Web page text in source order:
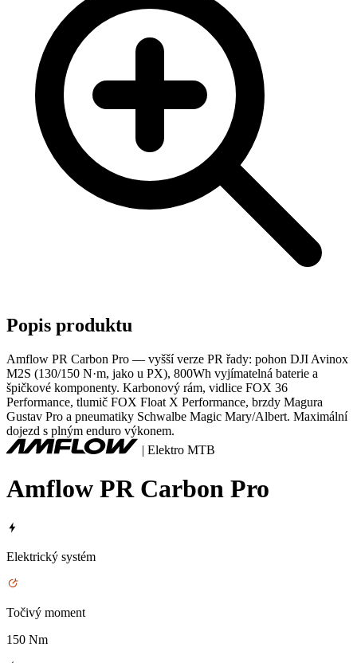
Popis produktu
Amflow PR Carbon Pro — vyšší verze PR řady: pohon DJI Avinox
M2S (130/150 N·m, jako u PX), 800Wh vyjímatelná baterie a
špičkové komponenty. Karbonový rám, vidlice FOX 36
Performance, tlumič FOX Float X Performance, brzdy Magura
Gustav Pro a pneumatiky Schwalbe Magic Mary/Albert. Maximální
dojezd s plným enduro výkonem.
| Elektro MTB
Amflow PR Carbon Pro
Elektrický systém
Točivý moment
150 Nm